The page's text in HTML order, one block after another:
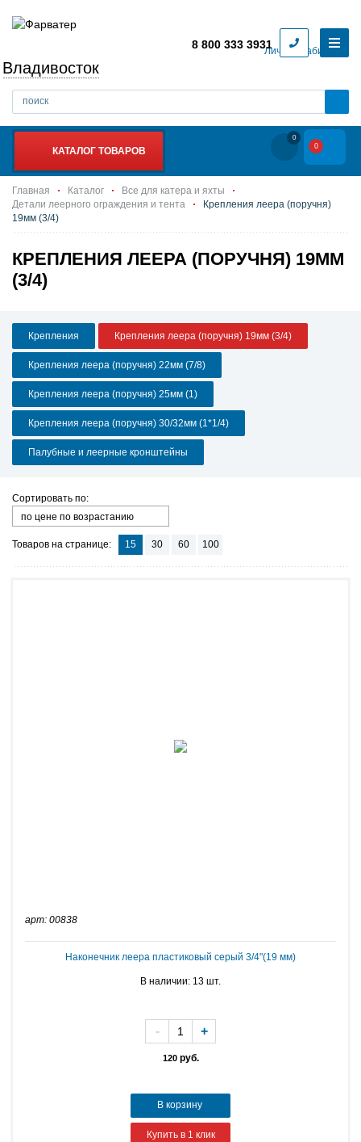
Личный кабинет
Владивосток
8 800 333 3931
КАТАЛОГ ТОВАРОВ
0
0
Главная Каталог
Все для катера и яхты
Детали леерного ограждения и тента
Крепления леера (поручня)
19мм (3/4)
КРЕПЛЕНИЯ ЛЕЕРА (ПОРУЧНЯ) 19ММ
(3/4)
Крепления Крепления леера (поручня) 19мм (3/4)
Крепления леера (поручня) 22мм (7/8)
Крепления леера (поручня) 25мм (1)
Крепления леера (поручня) 30/32мм (1*1/4)
Палубные и леерные кронштейны
Сортировать по:
по цене по возрастанию
Товаров на странице: 15 30 60 100
арт: 00838
Наконечник леера пластиковый серый 3/4"(19 мм)
В наличии: 13 шт.
120руб.
- +
В корзину
Купить в 1 клик